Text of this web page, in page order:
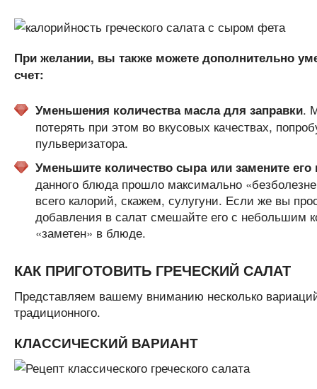
При желании, вы также можете дополнительно
счет:
Уменьшения количества масла для заправки.
потерять при этом во вкусовых качествах,
пульверизатора.
Уменьшите количество сыра или замените
данного блюда прошло максимально
всего калорий, скажем, сулугуни. Если же вы
добавления в салат смешайте его с небольшим
«заметен» в блюде.
КАК ПРИГОТОВИТЬ ГРЕЧЕСКИЙ САЛАТ
Представляем вашему вниманию несколько
традиционного.
КЛАССИЧЕСКИЙ ВАРИАНТ